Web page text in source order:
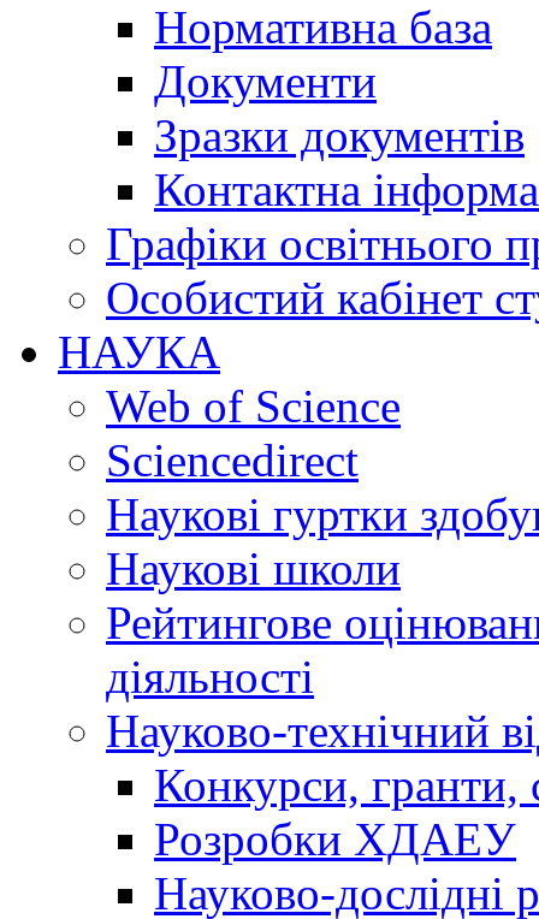
Нормативна база
Документи
Зразки документів
Контактна
Графіки освітнього
Особистий кабінет
НАУКА
Web of Science
Sciencedirect
Наукові гуртки
Наукові школи
Рейтингове
діяльності
Науково-технічний
Конкурси, гранти,
Розробки ХДАЕУ
Науково-дослідні